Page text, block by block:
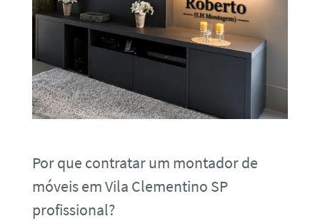
Por que contratar um montador de
móveis em Vila Clementino SP
profissional?